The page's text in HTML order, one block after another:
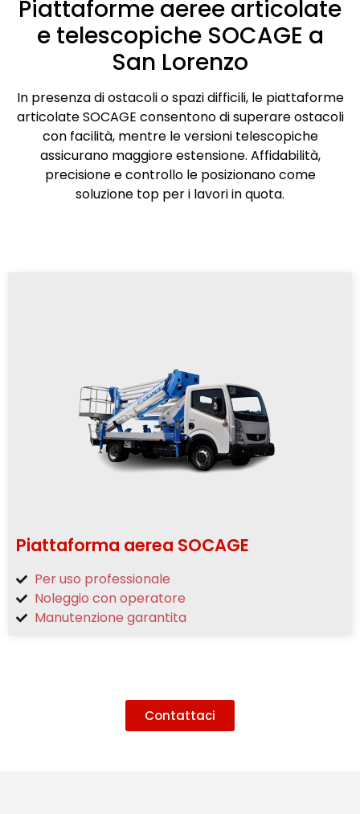
Piattaforme aeree articolate
e telescopiche SOCAGE a
San Lorenzo
In presenza di ostacoli o spazi difficili, le piattaforme
articolate SOCAGE consentono di superare ostacoli
con facilità, mentre le versioni telescopiche
assicurano maggiore estensione. Affidabilità,
precisione e controllo le posizionano come
soluzione top per i lavori in quota.
Piattaforma aerea SOCAGE
Per uso professionale
Noleggio con operatore
Manutenzione garantita
Contattaci